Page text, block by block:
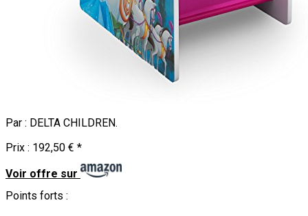
Par : DELTA CHILDREN.
Prix : 192,50 € *
Voir offre sur
Points forts :